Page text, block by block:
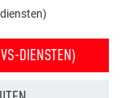
DIENSTEN)